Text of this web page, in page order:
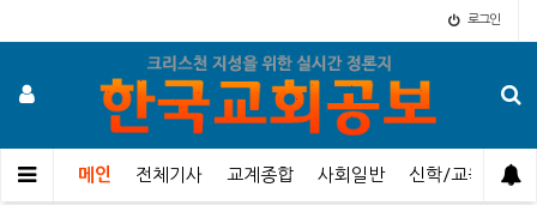
로그인
메인 전체기사 교계종합 사회일반 신학/교육 오